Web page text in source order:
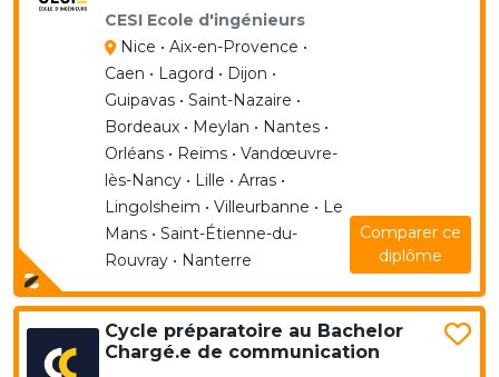
CESI Ecole d'ingénieurs
Nice • Aix-en-Provence •
Caen • Lagord • Dijon •
Guipavas • Saint-Nazaire •
Bordeaux • Meylan • Nantes •
Orléans • Reims • Vandœuvre-
lès-Nancy • Lille • Arras •
Lingolsheim • Villeurbanne • Le
Mans • Saint-Étienne-du-
Rouvray • Nanterre
Comparer ce
diplôme
Cycle préparatoire au Bachelor
Chargé.e de communication